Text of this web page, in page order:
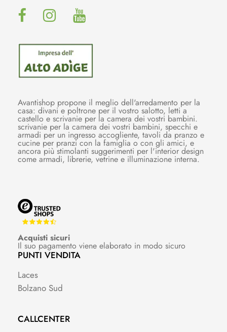
Avantishop propone il meglio dell'arredamento per la
casa: divani e poltrone per il vostro salotto, letti a
castello e scrivanie per la camera dei vostri bambini.
scrivanie per la camera dei vostri bambini, specchi e
armadi per un ingresso accogliente, tavoli da pranzo e
cucine per pranzi con la famiglia o con gli amici, e
ancora più stimolanti suggerimenti per l'interior design
come armadi, librerie, vetrine e illuminazione interna.
Acquisti sicuri
Il suo pagamento viene elaborato in modo sicuro
PUNTI VENDITA
Laces
Bolzano Sud
CALLCENTER